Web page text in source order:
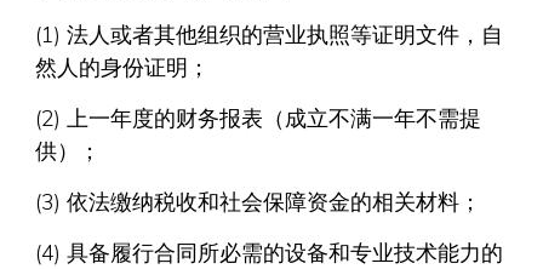
(1) 法人或者其他组织的营业执照等证明文件，自
然人的身份证明；
(2) 上一年度的财务报表（成立不满一年不需提
供）；
(3) 依法缴纳税收和社会保障资金的相关材料；
(4) 具备履行合同所必需的设备和专业技术能力的